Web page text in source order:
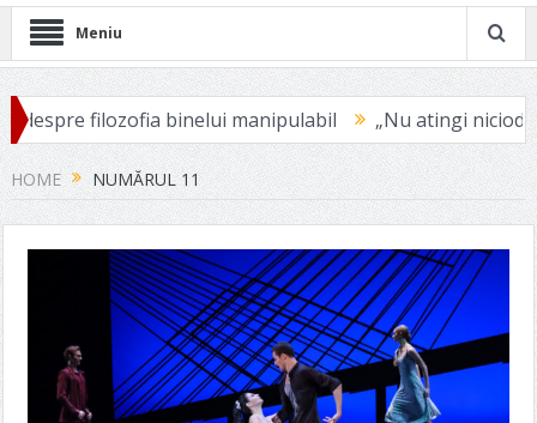
Meniu
binelui manipulabil „Nu atingi niciodată victima” –
HOME NUMĂRUL 11